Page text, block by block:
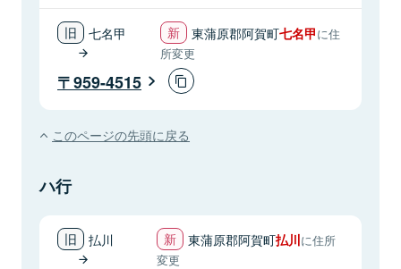
七名甲 東蒲原郡阿賀町七名甲に住
所変更
959-4515
このページの先頭に戻る
ハ行
払川 東蒲原郡阿賀町払川に住所
変更